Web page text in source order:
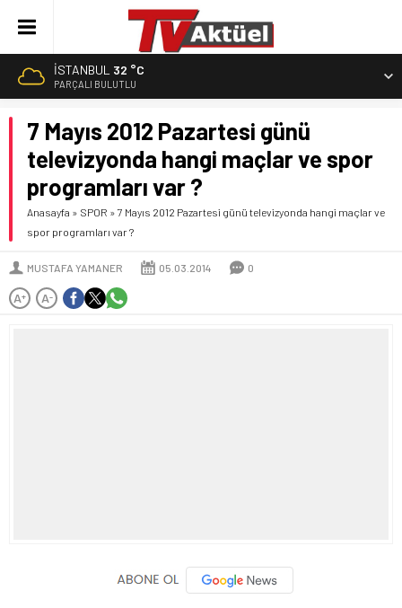
İSTANBUL 32 °C
PARÇALI BULUTLU
7 Mayıs 2012 Pazartesi günü
televizyonda hangi maçlar ve spor
programları var ?
Anasayfa » SPOR » 7 Mayıs 2012 Pazartesi günü televizyonda hangi maçlar ve
spor programları var ?
MUSTAFA YAMANER 05.03.2014 0
A+ A-